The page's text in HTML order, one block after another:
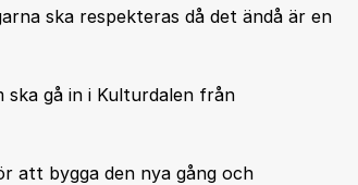
ska respekteras då det ändå är en
ska gå in i Kulturdalen från
att bygga den nya gång och